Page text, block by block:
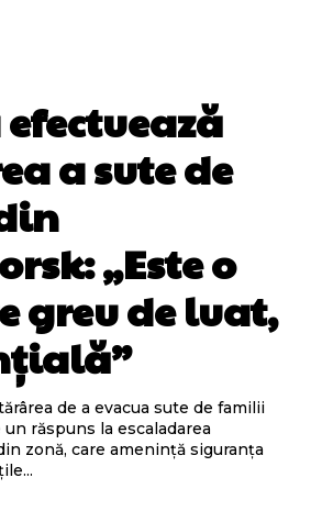
a sute de
„Este o
greu de luat,
de a evacua sute de familii
răspuns la escaladarea
zonă, care amenință siguranța